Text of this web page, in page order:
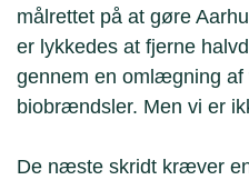
målrettet på at gøre
er lykkedes at fjerne
gennem en omlægning af
biobrændsler. Men vi er
De næste skridt kræver